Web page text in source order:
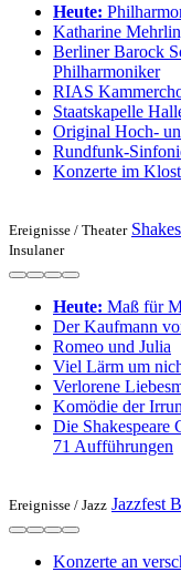
Heute:
Katharine
Berliner Barock
Philharmoniker
RIAS
Staatskapelle
Original Hoch-
Rundfunk-
Konzerte im
Ereignisse / Theater
Insulaner
Heute: Maß für
Der Kaufmann
Romeo und Julia
Viel Lärm um
Verlorene
Komödie der
Die Shakespeare
71 Aufführungen
Ereignisse / Jazz Jazzfest
Konzerte an